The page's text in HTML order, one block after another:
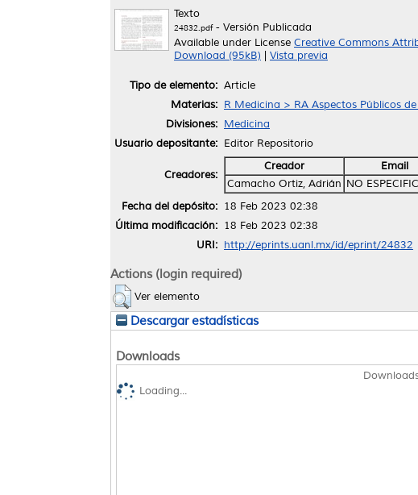
Texto
24832.pdf- Versión Publicada
Available under License Creative Commons
Download (95kB)
Vista previa
Tipo de elemento: Article
Materias: R Medicina > RA Aspectos Públicos
Divisiones: Medicina
Usuario depositante: Editor Repositorio
Creadores:
Creador Email
Camacho Ortiz, Adrián NO
Fecha del depósito: 18 Feb 2023 02:38
Última modificación: 18 Feb 2023 02:38
URI: http://eprints.uanl.mx/id/eprint/24832
Actions (login required)
Ver elemento
Descargar estadísticas
Downloads
Loading...